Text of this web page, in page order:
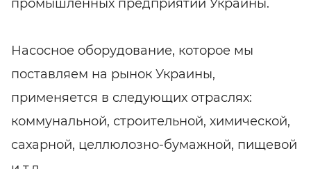
промышленных предприятий Украины.
Насосное оборудование, которое мы
поставляем на рынок Украины,
применяется в следующих отраслях:
коммунальной, строительной, химической,
сахарной, целлюлозно-бумажной, пищевой